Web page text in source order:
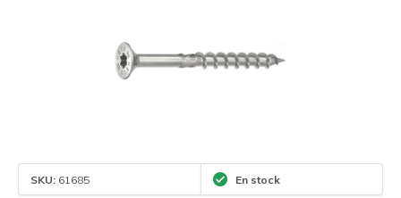
SKU: 61685 En stock